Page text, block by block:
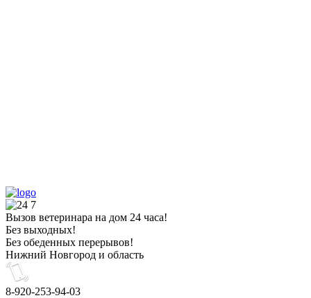
Вызов ветеринара на дом 24 часа!
Без выходных!
Без обеденных перерывов!
Нижний Новгород и область
8-920-253-94-03